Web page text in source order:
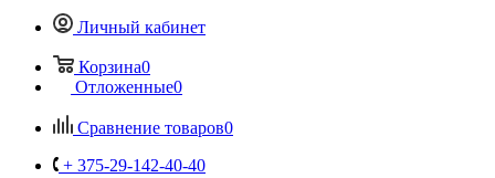
Личный кабинет
Корзина0
Отложенные0
Сравнение товаров0
+ 375-29-142-40-40